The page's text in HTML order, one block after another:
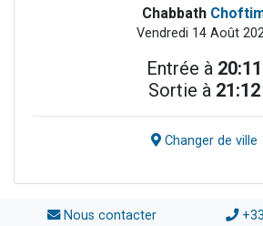
Chabbath
Vendredi 14 Août
Entrée à 20:11
Sortie à 21:12
Changer de ville
Nous contacter